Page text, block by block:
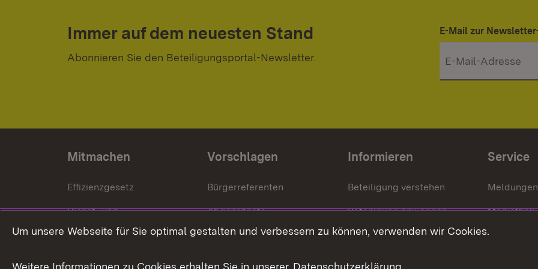
Immer auf dem neuesten Stand
Abonnieren Sie den Beteiligungsportal-Newsletter.
E-Mail zur
Mitmachen
Effizienzgesetz
Dienst- und
Versorgungsbezüge
Vorschlagen
Bürgerreferenten
Abgeordnete
Bürgerbeauftragte
Informieren
Beteiligung verstehen
Beteiligung anwenden
Beteiligung stärken
Service
Meldungen
Mediathek
Um unsere Webseite für Sie optimal gestalten und verbessern zu können, verwenden wir Cookies.
Weitere Informationen zu Cookies erhalten Sie in unserer Datenschutzerklärung